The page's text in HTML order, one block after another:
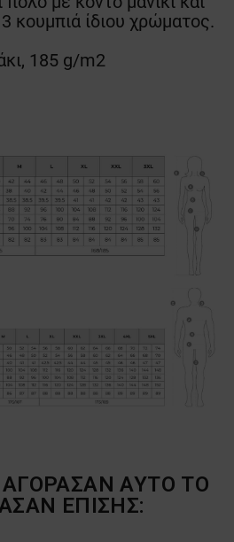
κουμπιά ίδιου χρώματος.
185 g/m2
ΑΥΤΌ ΤΟ
ΕΠΊΣΗΣ: